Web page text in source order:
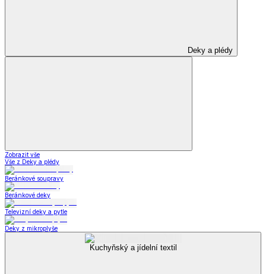
Deky a plédy
Zobrazit vše
Vše z Deky a plédy
Beránkové soupravy
Beránkové deky
Televizní deky a pytle
Deky z mikroplyše
Kuchyňský a jídelní textil